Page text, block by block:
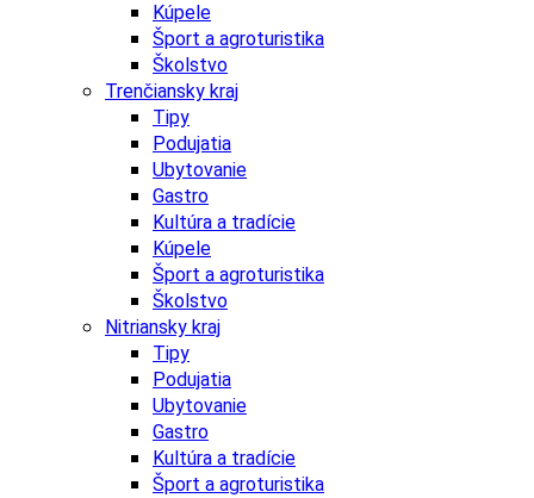
Kúpele
Šport a agroturistika
Školstvo
Trenčiansky kraj
Tipy
Podujatia
Ubytovanie
Gastro
Kultúra a tradície
Kúpele
Šport a agroturistika
Školstvo
Nitriansky kraj
Tipy
Podujatia
Ubytovanie
Gastro
Kultúra a tradície
Šport a agroturistika